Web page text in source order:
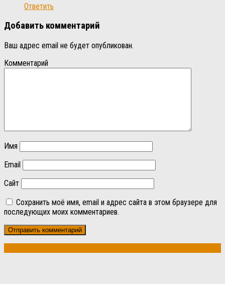
Ответить
Добавить комментарий
Ваш адрес email не будет опубликован.
Комментарий
Имя
Email
Сайт
Сохранить моё имя, email и адрес сайта в этом браузере для
последующих моих комментариев.